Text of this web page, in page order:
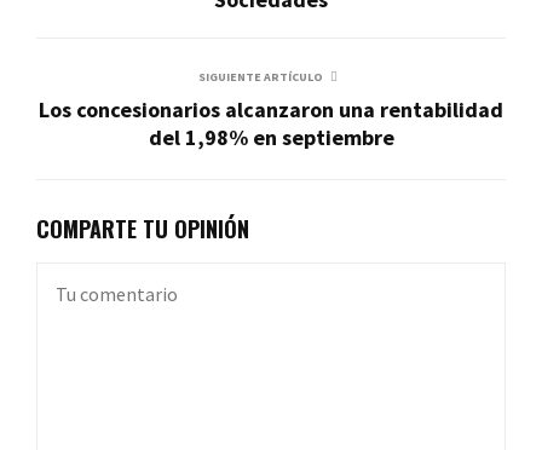
SIGUIENTE ARTÍCULO
Los concesionarios alcanzaron una rentabilidad
del 1,98% en septiembre
COMPARTE TU OPINIÓN